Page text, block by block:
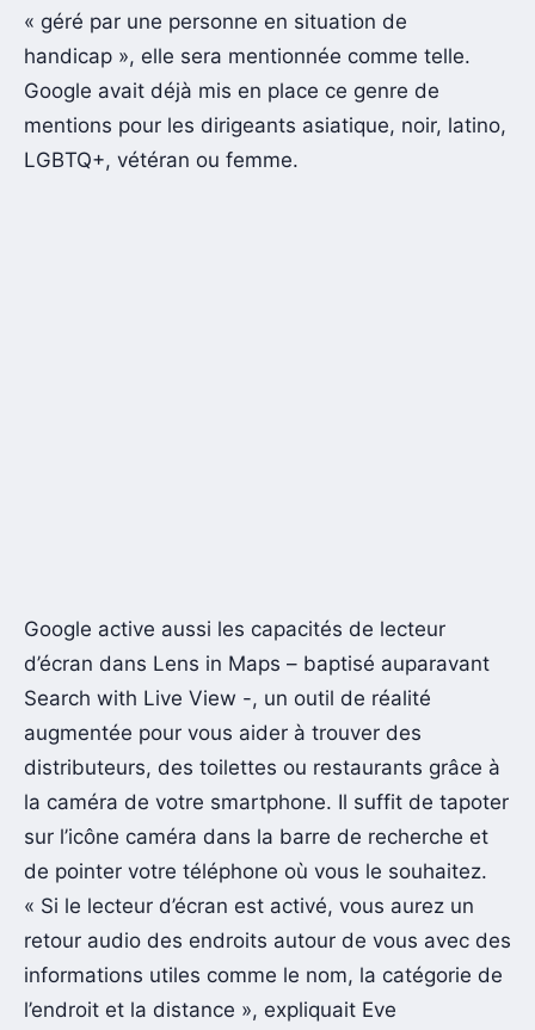
« géré par une personne en situation de
handicap », elle sera mentionnée comme telle.
Google avait déjà mis en place ce genre de
mentions pour les dirigeants asiatique, noir, latino,
LGBTQ+, vétéran ou femme.
Google active aussi les capacités de lecteur
d’écran dans Lens in Maps – baptisé auparavant
Search with Live View -, un outil de réalité
augmentée pour vous aider à trouver des
distributeurs, des toilettes ou restaurants grâce à
la caméra de votre smartphone. Il suffit de tapoter
sur l’icône caméra dans la barre de recherche et
de pointer votre téléphone où vous le souhaitez.
« Si le lecteur d’écran est activé, vous aurez un
retour audio des endroits autour de vous avec des
informations utiles comme le nom, la catégorie de
l’endroit et la distance », expliquait Eve